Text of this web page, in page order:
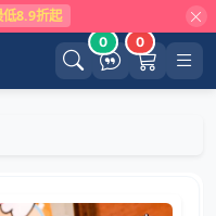
低8.9折起
0 0